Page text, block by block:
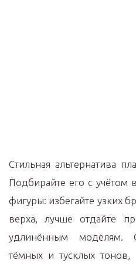
Стильная альтернатива
Подбирайте его с учётом
фигуры: избегайте узких
верха, лучше отдайте
удлинённым моделям.
тёмных и тусклых